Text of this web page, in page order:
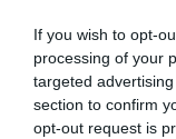
If you wish to opt-
processing of your
targeted
section to confirm
opt-out request is
τα μέλη του
δράσεις που
συνεχάρη όλα
καθώς όπως